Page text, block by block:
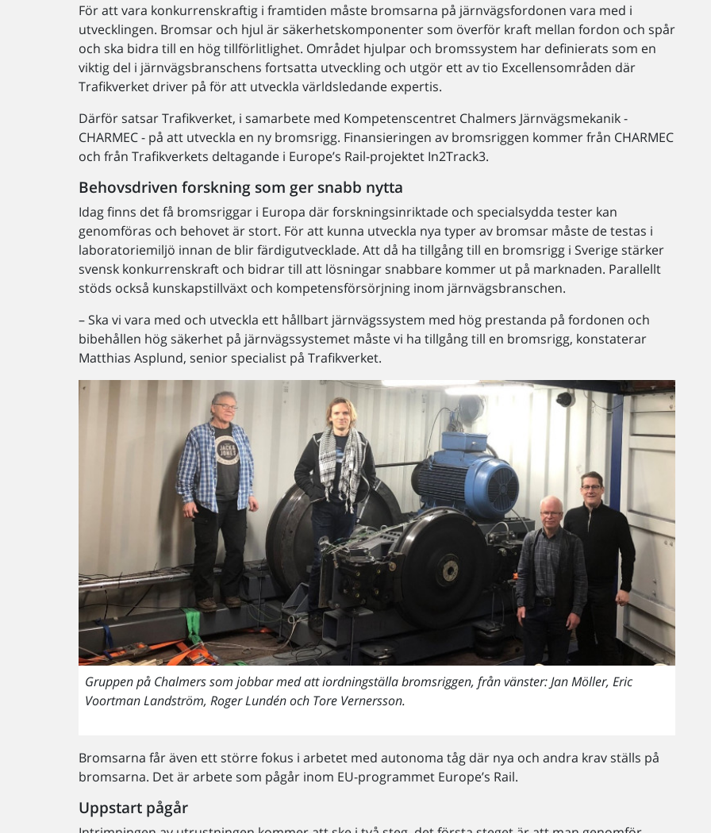
För att vara konkurrenskraftig i framtiden måste bromsarna på järnvägsfordonen vara med i
utvecklingen. Bromsar och hjul är säkerhetskomponenter som överför kraft mellan fordon och spår
och ska bidra till en hög tillförlitlighet. Området hjulpar och bromssystem har definierats som en
viktig del i järnvägsbranschens fortsatta utveckling och utgör ett av tio Excellensområden där
Trafikverket driver på för att utveckla världsledande expertis.
Därför satsar Trafikverket, i samarbete med Kompetenscentret Chalmers Järnvägsmekanik -
CHARMEC - på att utveckla en ny bromsrigg. Finansieringen av bromsriggen kommer från CHARMEC
och från Trafikverkets deltagande i Europe’s Rail-projektet In2Track3.
Behovsdriven forskning som ger snabb nytta
Idag finns det få bromsriggar i Europa där forskningsinriktade och specialsydda tester kan
genomföras och behovet är stort. För att kunna utveckla nya typer av bromsar måste de testas i
laboratoriemiljö innan de blir färdigutvecklade. Att då ha tillgång till en bromsrigg i Sverige stärker
svensk konkurrenskraft och bidrar till att lösningar snabbare kommer ut på marknaden. Parallellt
stöds också kunskapstillväxt och kompetensförsörjning inom järnvägsbranschen.
– Ska vi vara med och utveckla ett hållbart järnvägssystem med hög prestanda på fordonen och
bibehållen hög säkerhet på järnvägssystemet måste vi ha tillgång till en bromsrigg, konstaterar
Matthias Asplund, senior specialist på Trafikverket.
Gruppen på Chalmers som jobbar med att iordningställa bromsriggen, från vänster: Jan Möller, Eric
Voortman Landström, Roger Lundén och Tore Vernersson.
Bromsarna får även ett större fokus i arbetet med autonoma tåg där nya och andra krav ställs på
bromsarna. Det är arbete som pågår inom EU-programmet Europe’s Rail.
Uppstart pågår